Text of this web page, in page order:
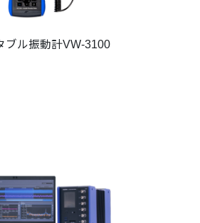
ブル振動計VW-3100